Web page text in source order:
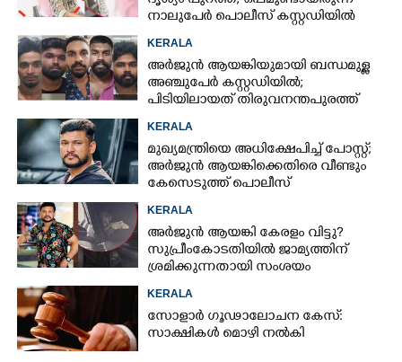
നാലുപേർ പൊലീസ് കസ്റ്റഡിയിൽ
KERALA
അർജുൻ ആയങ്കിയുമായി ബന്ധമുള്ള
അഞ്ചുപേർ കസ്റ്റഡിയിൽ;
പിടിയിലായത് തിരുവനന്തപുരത്ത്
KERALA
മുഖ്യമന്ത്രിയെ അധിക്ഷേപിച്ച് പോസ്റ്റ്;
അർജുൻ ആയങ്കിക്കെതിരെ വീണ്ടും
കേസെടുത്ത് പൊലീസ്
KERALA
അർജുൻ ആയങ്കി കേരളം വിട്ടു?
സുപ്രീംകോടതിയിൽ ജാമ്യത്തിന്
ശ്രമിക്കുന്നതായി സംശയം
KERALA
സോളാർ ഗൂഢാലോചന കേസ്:
സാക്ഷികൾ മൊഴി നൽകി